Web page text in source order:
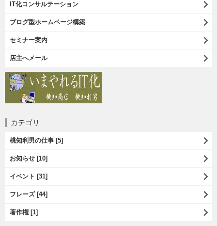
IT化コンサルテーション
ブログ型ホームページ構築
セミナー案内
店主へメール
カテゴリ
桃知利男の仕事 [5]
お知らせ [10]
イベント [31]
フレーズ [44]
著作権 [1]